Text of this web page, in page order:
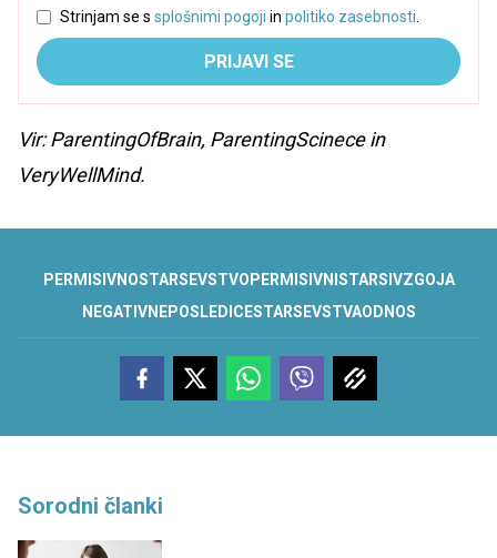
Strinjam se s splošnimi pogoji in politiko zasebnosti
PRIJAVI SE
Vir: ParentingOfBrain, ParentingScinece in
VeryWellMind.
PERMISIVNOSTARSEVSTVO PERMISIVNI STARSI VZGOJA
NEGATIVNEPOSLEDICESTARSEVSTVAODNOS
Sorodni članki